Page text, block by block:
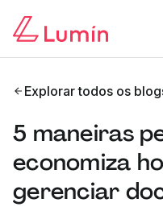
Explorar todos os
5 maneiras
economiza
gerenciar